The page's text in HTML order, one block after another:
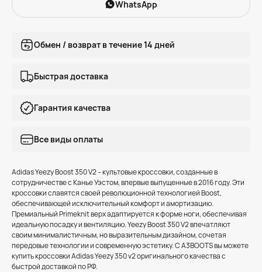
WhatsApp
Обмен / возврат в течение 14 дней
Быстрая доставка
Гарантия качества
Все виды оплаты
Adidas Yeezy Boost 350 V2 – культовые кроссовки, созданные в
сотрудничестве с Канье Уэстом, впервые выпущенные в 2016 году. Эти
кроссовки славятся своей революционной технологией Boost,
обеспечивающей исключительный комфорт и амортизацию.
Премиальный Primeknit верх адаптируется к форме ноги, обеспечивая
идеальную посадку и вентиляцию. Yeezy Boost 350 V2 впечатляют
своим минималистичным, но выразительным дизайном, сочетая
передовые технологии и современную эстетику. C A3BOOTS вы можете
купить кроссовки Adidas Yeezy 350 v2 оригинального качества с
быстрой доставкой по РФ.